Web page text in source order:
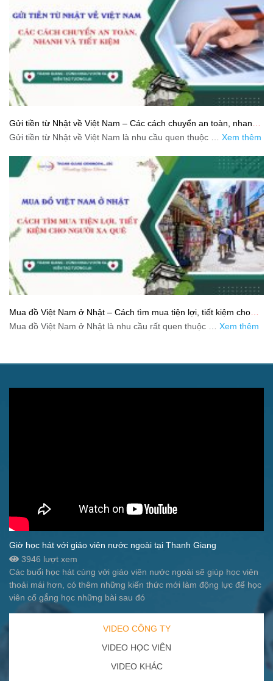
Gửi tiền từ Nhật về Việt Nam – Các cách chuyển an toàn, nhanh
và tiết kiệm
Gửi tiền từ Nhật về Việt Nam là nhu cầu quen thuộc … Xem thêm
Mua đồ Việt Nam ở Nhật – Cách tìm mua tiện lợi, tiết kiệm cho
người xa quê
Mua đồ Việt Nam ở Nhật là nhu cầu rất quen thuộc … Xem thêm
Giờ học hát với giáo viên nước ngoài tại Thanh Giang
3946 lượt xem
Các buổi học hát cùng với giáo viên nước ngoài sẽ giúp học viên
thoải mái hơn, có thêm những kiến thức mới làm động lực để học
viên cố gắng học những bài sau đó
VIDEO CÔNG TY
VIDEO HỌC VIÊN
VIDEO KHÁC